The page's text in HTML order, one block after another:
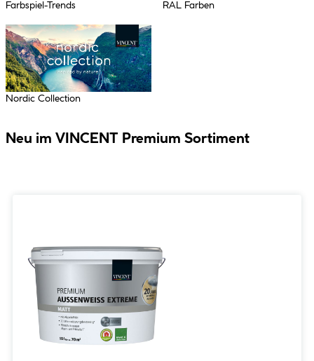
Farbspiel-Trends RAL Farben
Nordic Collection
Neu im VINCENT Premium Sortiment